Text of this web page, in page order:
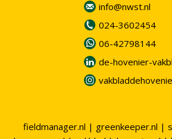
info@nwst.nl
024-3602454
06-42798144
de-hovenier-
fieldmanager.nl | greenkeeper.nl |